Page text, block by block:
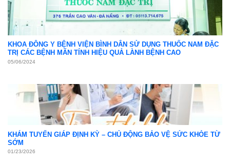
KHOA ĐÔNG Y BỆNH VIỆN BÌNH DÂN SỬ DỤNG THUỐC NAM ĐẶC
TRỊ CÁC BỆNH MÃN TÍNH HIỆU QUẢ LÀNH BỆNH CAO
05/06/2024
KHÁM TUYẾN GIÁP ĐỊNH KỲ – CHỦ ĐỘNG BẢO VỆ SỨC KHỎE TỪ
SỚM
01/23/2026